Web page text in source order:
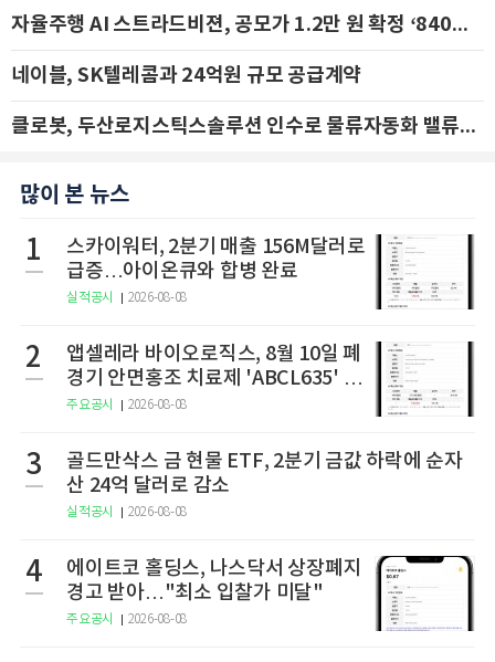
자율주행 AI 스트라드비젼, 공모가 1.2만 원 확정 ‘840억 수혈’
네이블, SK텔레콤과 24억원 규모 공급계약
클로봇, 두산로지스틱스솔루션 인수로 물류자동화 밸류체인 확장 추진 - IBK투자증권
많이 본 뉴스
1
스카이워터, 2분기 매출 156M달러로
급증…아이온큐와 합병 완료
실적공시 2026-08-08
2
앱셀레라 바이오로직스, 8월 10일 폐
경기 안면홍조 치료제 'ABCL635' 임
상 2상 결과 발표
주요공시 2026-08-08
3
골드만삭스 금 현물 ETF, 2분기 금값 하락에 순자
산 24억 달러로 감소
실적공시 2026-08-08
4
에이트코 홀딩스, 나스닥서 상장폐지
경고 받아…"최소 입찰가 미달"
주요공시 2026-08-08